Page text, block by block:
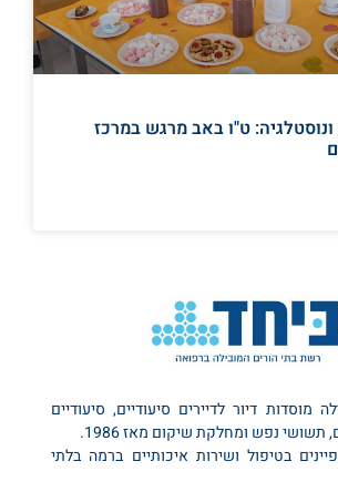
ט"ו באב מרגש במרכז
מוסדות דיור לדיירים סיעודיים, סיעודיים
נפש ומחלקת שיקום מאז 1986.
בטיפול ושירות איכותיים ברמה בלתי